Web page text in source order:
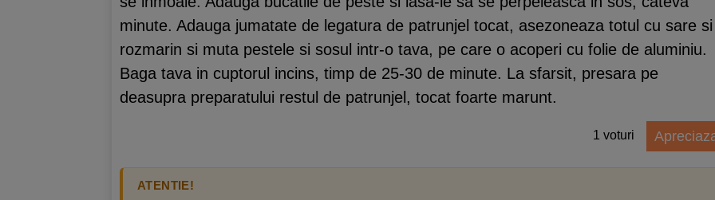
minute. Adauga jumatate de legatura de patrunjel tocat, asezoneaza totul cu sare si
rozmarin si muta pestele si sosul intr-o tava, pe care o acoperi cu folie de aluminiu.
Baga tava in cuptorul incins, timp de 25-30 de minute. La sfarsit, presara pe
deasupra preparatului restul de patrunjel, tocat foarte marunt.
1 voturi
ATENTIE!